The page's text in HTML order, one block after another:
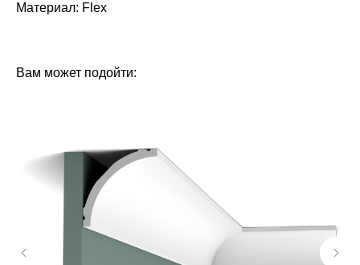
Материал: Flex
Вам может подойти: